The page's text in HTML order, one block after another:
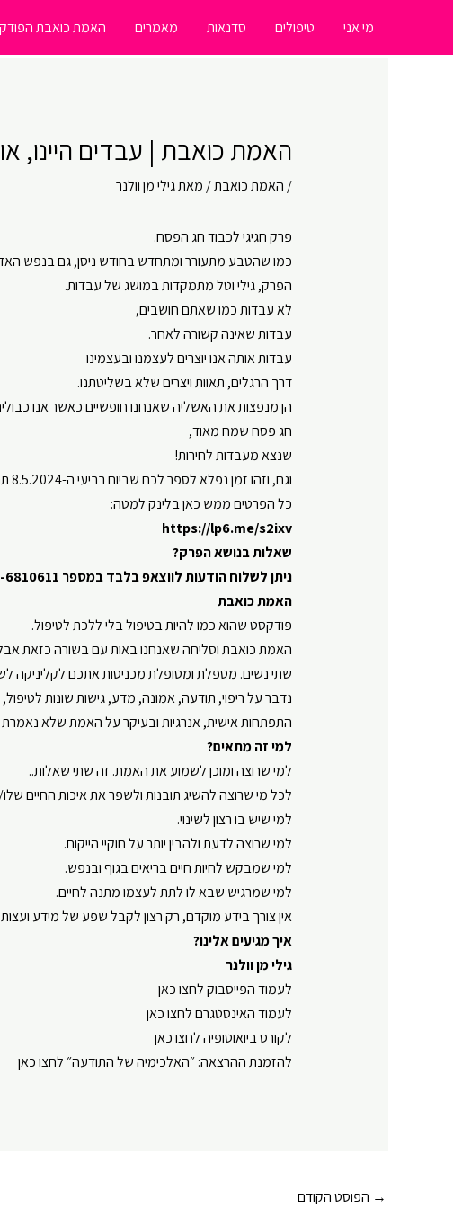
מי אני טיפולים סדנאות מאמרים האמת כואבת
האמת כואבת | עבדים היינו,
/ האמת כואבת/ מאתגילי מן וולנר
פרק חגיגי לכבוד חג הפסח.
כמו שהטבע מתעורר ומתחדש בחודש ניסן, גם בנפש
הפרק, גילי וטל מתמקדות במושג של עבדות.
לא עבדות כמו שאתם חושבים,
עבדות שאינה קשורה לאחר.
עבדות אותה אנו יוצרים לעצמנו ובעצמינו
דרך הרגלים, תאוות ויצרים שלא בשליטתנו.
הן מנפצות את האשליה שאנחנו חופשיים כאשר אנו
חג פסח שמח מאוד,
שנצא מעבדות לחירות!
וגם, וזהו זמן נפלא לספר לכם שביום רביעי ה-8.5.2024 תתקיים סדנת שחרור מאשמה וכעס
כל הפרטים ממש כאן בלינק למטה:
https://lp6.me/s2ixv
שאלות בנושא הפרק?
ניתן לשלוח הודעות לווצאפ בלבד במספר 050-6810611
האמת כואבת
פודקסט שהוא כמו להיות בטיפול בלי ללכת לטיפול.
האמת כואבת וסליחה שאנחנו באות עם בשורה כזאת
שתי נשים. מטפלת ומטופלת מכניסות אתכם לקליניקה
נדבר על ריפוי, תודעה, אמונה, מדע, גישות שונות לטיפול,
התפתחות אישית, אנרגיות ובעיקר על האמת שלא
למי זה מתאים?
למי שרוצה ומוכן לשמוע את האמת. זה שתי שאלות..
לכל מי שרוצה להשיג תובנות ולשפר את איכות החיים
למי שיש בו רצון לשינוי.
למי שרוצה לדעת ולהבין יותר על חוקיי הייקום.
למי שמבקש לחיות חיים בריאים בגוף ובנפש.
למי שמרגיש שבא לו לתת לעצמו מתנה לחיים.
אין צורך בידע מוקדם, רק רצון לקבל שפע של מידע ועצות
איך מגיעים אלינו?
גילי מן וולנר
⁠⁠⁠⁠⁠⁠⁠⁠⁠⁠⁠⁠⁠⁠לעמוד הפייסבוק לחצו כאן⁠⁠⁠⁠⁠⁠⁠⁠⁠⁠⁠⁠⁠⁠
⁠⁠⁠⁠⁠⁠⁠⁠⁠⁠⁠⁠⁠⁠לעמוד האינסטגרם לחצו כאן⁠⁠⁠⁠⁠⁠⁠⁠⁠⁠⁠⁠⁠⁠
⁠⁠⁠⁠⁠⁠⁠⁠⁠⁠⁠⁠⁠⁠לקורס ביואוטופיה לחצו כאן⁠⁠⁠⁠⁠⁠⁠⁠⁠⁠⁠⁠⁠⁠
⁠⁠⁠⁠⁠⁠⁠⁠⁠⁠⁠⁠⁠⁠להזמנת ההרצאה: ״האלכימיה של התודעה״ לחצו כאן⁠⁠⁠⁠⁠⁠⁠⁠⁠⁠⁠⁠⁠⁠
Post→ הפוסט הקודם